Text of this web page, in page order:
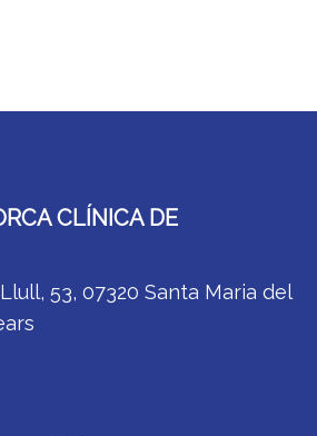
CLÍNICA DE
53, 07320 Santa Maria del